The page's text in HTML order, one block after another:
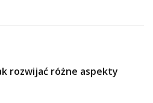
rozwijać różne aspekty